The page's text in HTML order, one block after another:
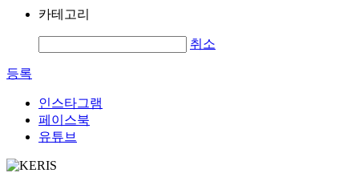
카테고리
취소
등록
인스타그램
페이스북
유튜브